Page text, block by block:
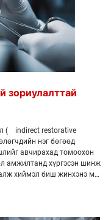
зориулалттай
( indirect restorative
нэг бөгөөд
авчирахад томоохон
амжилтанд хүргэсэн шинж
хиймэл биш жинхэнэ мэт